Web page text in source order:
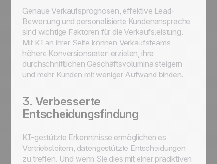
Genaue Verkaufsprognosen, effektive Lead-
Bewertung und personalisierte Kundenansprache
sind wichtige Faktoren für die Verkaufsleistung.
Mit KI an ihrer Seite können Verkaufsteams
höhere Konversionsraten erzielen, ihre
durchschnittlichen Geschäftsvolumina steigern
und mehr Kunden mit weniger Aufwand binden.
3. Verbesserte
Entscheidungsfindung
KI-gestützte Erkenntnisse ermöglichen es
Vertriebsleitern, datengestützte Entscheidungen
zu treffen. Und wenn Sie dies mit einer prädiktiven